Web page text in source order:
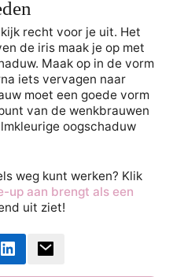
recht voor je uit. Het
de iris maak je op met
Maak op in de vorm
iets vervagen naar
moet een goede vorm
van de wenkbrauwen
oogschaduw
weg kunt werken? Klik
up aan brengt als een
uit ziet!